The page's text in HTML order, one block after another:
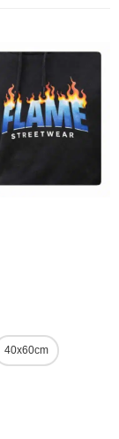
40x60cm